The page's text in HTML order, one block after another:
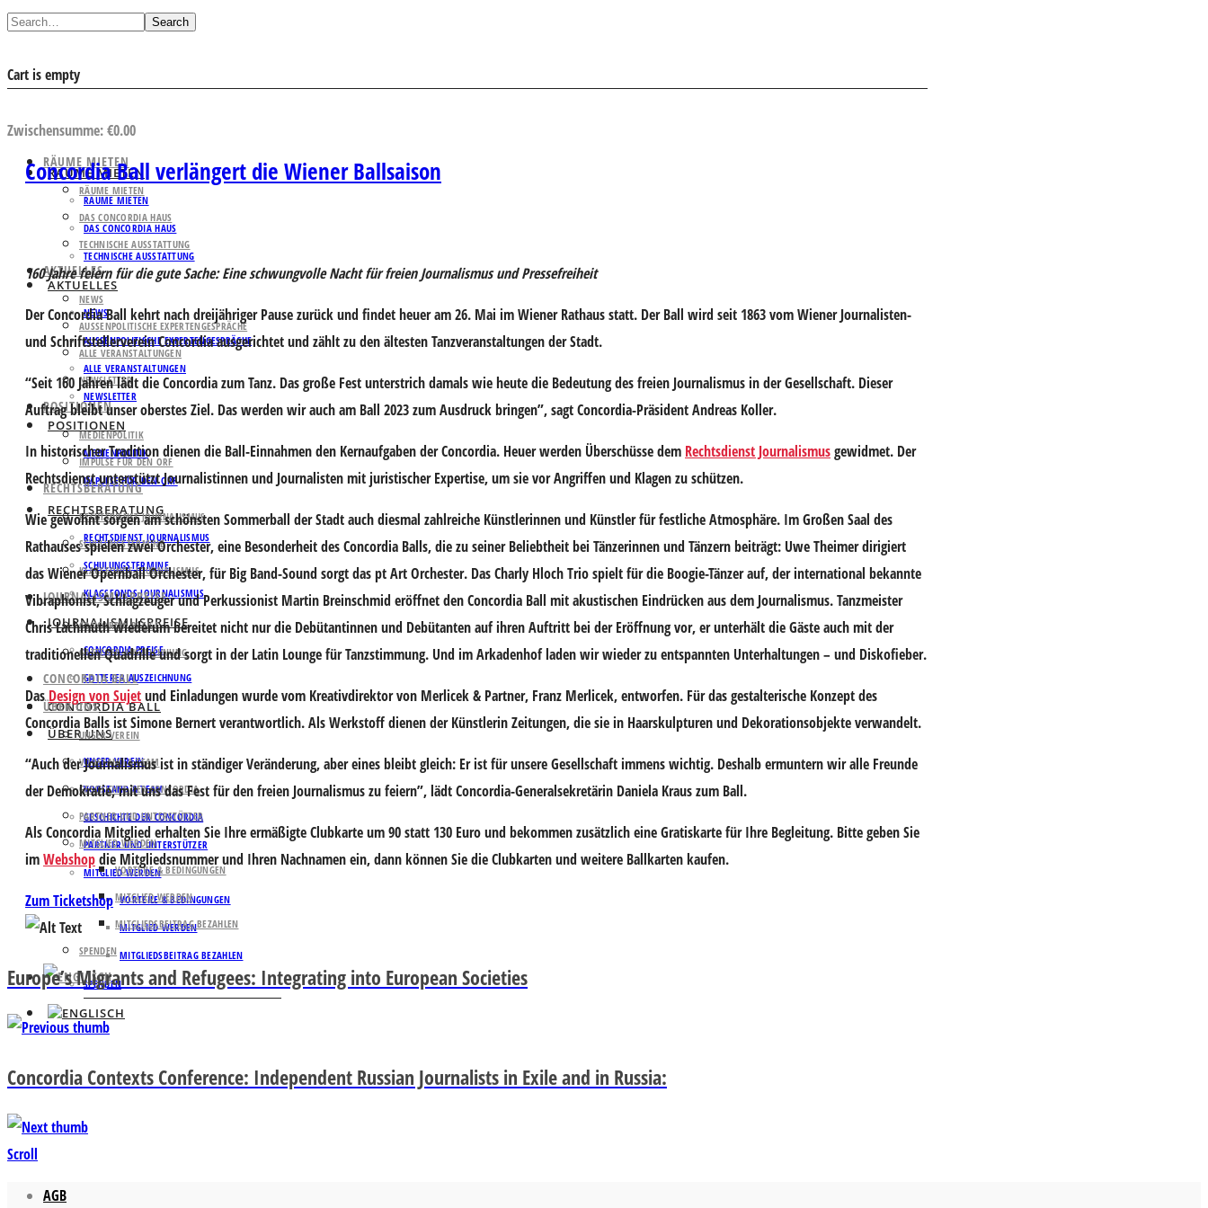
Search
Cart is empty
Zwischensumme:€0.00
RÄUME MIETEN
RÄUME MIETEN
DAS CONCORDIA HAUS
TECHNISCHE AUSSTATTUNG
AKTUELLES
NEWS
AUSSENPOLITISCHE EXPERTENGESPRÄCHE
ALLE VERANSTALTUNGEN
NEWSLETTER
POSITIONEN
MEDIENPOLITIK
IMPULSE FÜR DEN ORF
RECHTSBERATUNG
RECHTSDIENST JOURNALISMUS
SCHULUNGSTERMINE
KLAGSFONDS JOURNALISMUS
JOURNALISMUSPREISE
CONCORDIA PREISE
GATTERER AUSZEICHNUNG
CONCORDIA BALL
ÜBER UNS
UNSER VEREIN
VORSTAND & TEAM
GESCHICHTE DER CONCORDIA
PARTNER UND UNTERSTÜTZER
MITGLIED WERDEN
VORTEILE & BEDINGUNGEN
MITGLIED WERDEN
MITGLIEDSBEITRAG BEZAHLEN
SPENDEN
RÄUME MIETEN
RÄUME MIETEN
DAS CONCORDIA HAUS
TECHNISCHE AUSSTATTUNG
AKTUELLES
NEWS
AUSSENPOLITISCHE EXPERTENGESPRÄCHE
ALLE VERANSTALTUNGEN
NEWSLETTER
POSITIONEN
MEDIENPOLITIK
IMPULSE FÜR DEN ORF
RECHTSBERATUNG
RECHTSDIENST JOURNALISMUS
SCHULUNGSTERMINE
KLAGSFONDS JOURNALISMUS
JOURNALISMUSPREISE
CONCORDIA PREISE
GATTERER AUSZEICHNUNG
CONCORDIA BALL
ÜBER UNS
UNSER VEREIN
VORSTAND & TEAM
GESCHICHTE DER CONCORDIA
PARTNER UND UNTERSTÜTZER
MITGLIED WERDEN
VORTEILE & BEDINGUNGEN
MITGLIED WERDEN
MITGLIEDSBEITRAG BEZAHLEN
SPENDEN
Concordia Ball verlängert die Wiener Ballsaison
160 Jahre feiern für die gute Sache: Eine schwungvolle Nacht für freien Journalismus und Pressefreiheit
Der Concordia Ball kehrt nach dreijähriger Pause zurück und findet heuer am 26. Mai im Wiener Rathaus statt. Der Ball wird seit 1863 vom Wiener Journalisten-
und Schriftstellerverein Concordia ausgerichtet und zählt zu den ältesten Tanzveranstaltungen der Stadt.
“Seit 160 Jahren lädt die Concordia zum Tanz. Das große Fest unterstrich damals wie heute die Bedeutung des freien Journalismus in der Gesellschaft. Dieser
Auftrag bleibt unser oberstes Ziel. Das werden wir auch am Ball 2023 zum Ausdruck bringen”, sagt Concordia-Präsident Andreas Koller.
In historischer Tradition dienen die Ball-Einnahmen den Kernaufgaben der Concordia. Heuer werden Überschüsse dem Rechtsdienst Journalismusgewidmet. Der
Rechtsdienst unterstützt Journalistinnen und Journalisten mit juristischer Expertise, um sie vor Angriffen und Klagen zu schützen.
Wie gewohnt sorgen am schönsten Sommerball der Stadt auch diesmal zahlreiche Künstlerinnen und Künstler für festliche Atmosphäre. Im Großen Saal des
Rathauses spielen zwei Orchester, eine Besonderheit des Concordia Balls, die zu seiner Beliebtheit bei Tänzerinnen und Tänzern beiträgt: Uwe Theimer dirigiert
das Wiener Opernball Orchester, für Big Band-Sound sorgt das pt Art Orchester. Das Charly Hloch Trio spielt für die Boogie-Tänzer auf, der international bekannte
Vibraphonist, Schlagzeuger und Perkussionist Martin Breinschmid eröffnet den Concordia Ball mit akustischen Eindrücken aus dem Journalismus. Tanzmeister
Chris Lachmuth wiederum bereitet nicht nur die Debütantinnen und Debütanten auf ihren Auftritt bei der Eröffnung vor, er unterhält die Gäste auch mit der
traditionellen Quadrille und sorgt in der Latin Lounge für Tanzstimmung. Und im Arkadenhof laden wir wieder zu entspannten Unterhaltungen – und Diskofieber.
DasDesign von Sujetund Einladungen wurde vom Kreativdirektor von Merlicek & Partner, Franz Merlicek, entworfen. Für das gestalterische Konzept des
Concordia Balls ist Simone Bernert verantwortlich. Als Werkstoff dienen der Künstlerin Zeitungen, die sie in Haarskulpturen und Dekorationsobjekte verwandelt.
“Auch der Journalismus ist in ständiger Veränderung, aber eines bleibt gleich: Er ist für unsere Gesellschaft immens wichtig. Deshalb ermuntern wir alle Freunde
der Demokratie, mit uns das Fest für den freien Journalismus zu feiern”, lädt Concordia-Generalsekretärin Daniela Kraus zum Ball.
Als Concordia Mitglied erhalten Sie Ihre ermäßigte Clubkarte um 90 statt 130 Euro und bekommen zusätzlich eine Gratiskarte für Ihre Begleitung. Bitte geben Sie
imWebshopdie Mitgliedsnummer und Ihren Nachnamen ein, dann können Sie die Clubkarten und weitere Ballkarten kaufen.
Zum Ticketshop
Europe’s Migrants and Refugees: Integrating into European Societies
Concordia Contexts Conference: Independent Russian Journalists in Exile and in Russia:
Scroll
AGB